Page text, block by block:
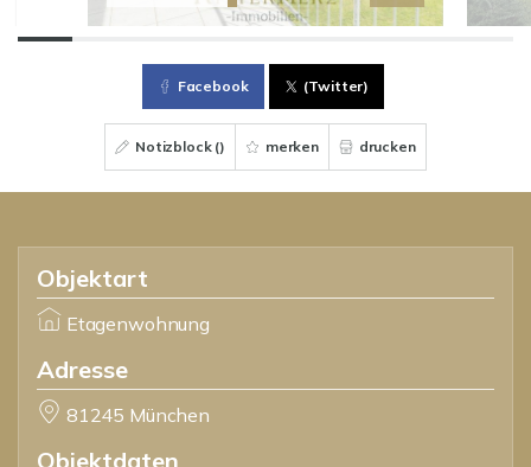
Facebook (Twitter)
Notizblock () merken drucken
Objektart
Etagenwohnung
Adresse
81245 München
Objektdaten